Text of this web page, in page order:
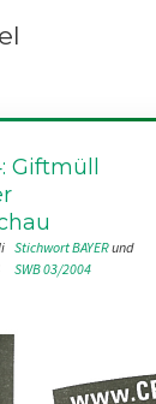
Giftmüll
Stichwort BAYER
und
SWB 03/2004